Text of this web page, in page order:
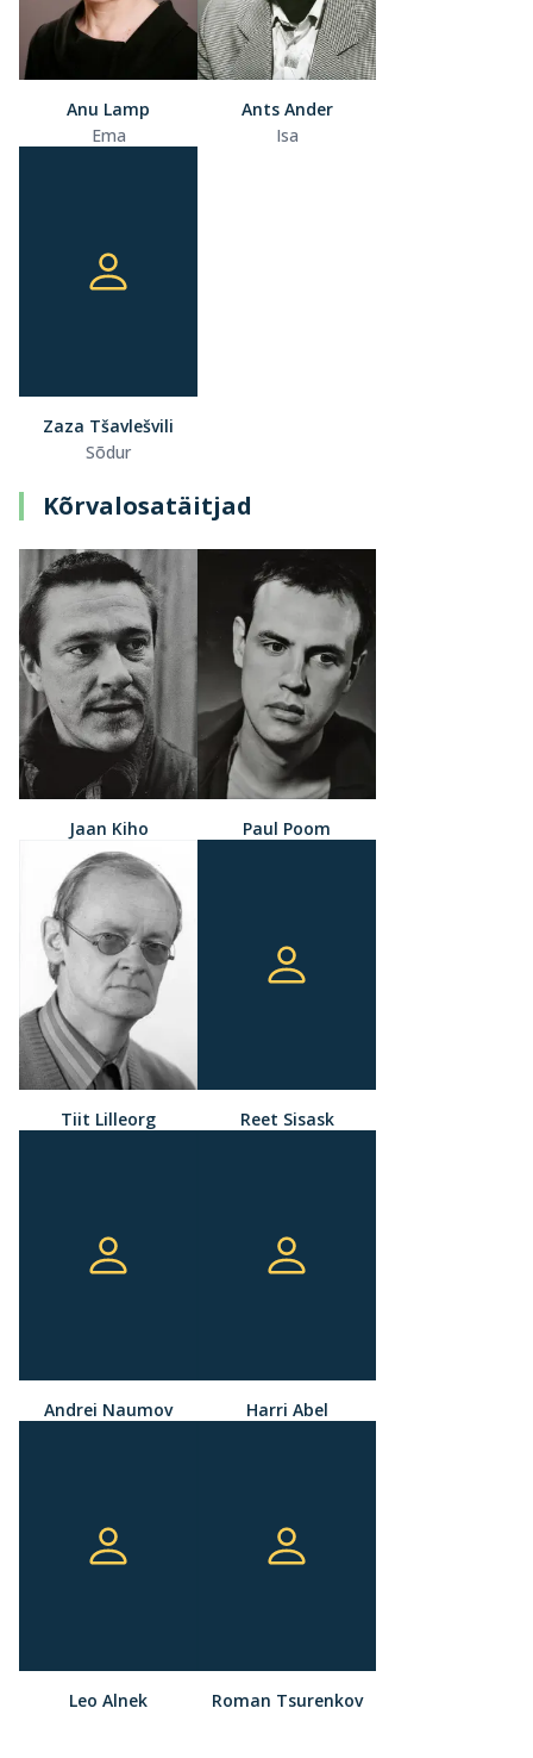
Anu Lamp
Ema
Ants Ander
Isa
Zaza Tšavlešvili
Sõdur
Kõrvalosatäitjad
Jaan Kiho Paul Poom
Tiit Lilleorg Reet Sisask
Andrei Naumov Harri Abel
Leo Alnek Roman Tsurenkov